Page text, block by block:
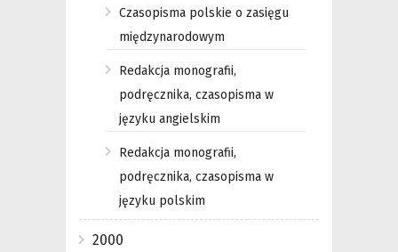
Czasopisma polskie o zasięgu
międzynarodowym
Redakcja monografii,
podręcznika, czasopisma w
języku angielskim
Redakcja monografii,
podręcznika, czasopisma w
języku polskim
2000